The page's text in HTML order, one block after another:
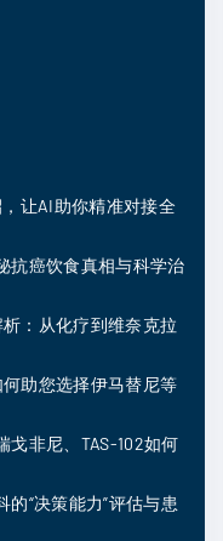
让AI助你精准对接全
抗癌饮食真相与科学治
：从化疗到维奈克拉
助您选择伊马替尼等
戈非尼、TAS-102如何
“决策能力”评估与患